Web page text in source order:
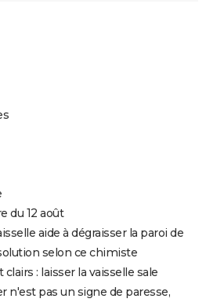
du 12 août
aide à dégraisser la paroi de
selon ce chimiste
: laisser la vaisselle sale
n'est pas un signe de paresse,